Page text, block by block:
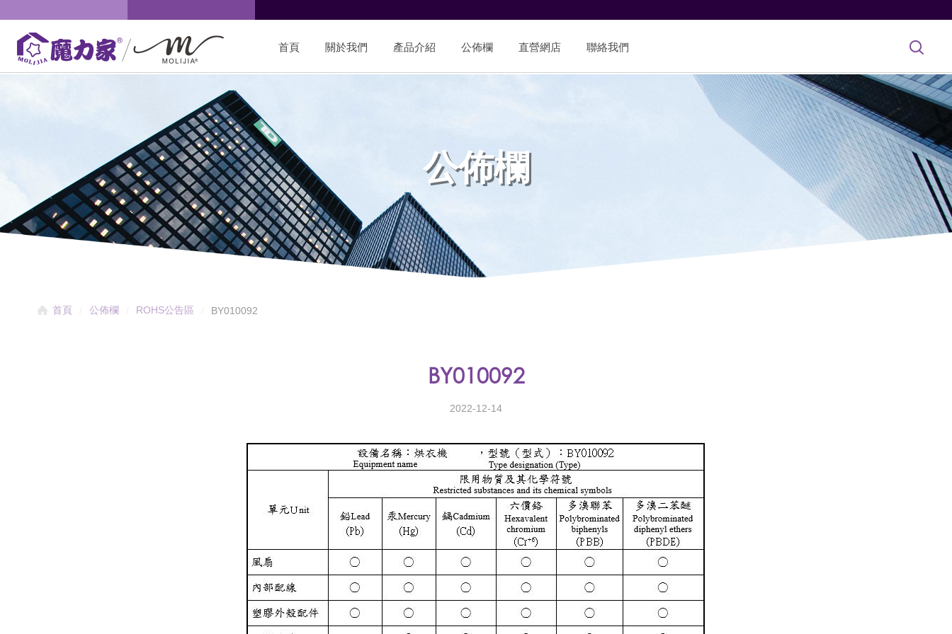
首頁 關於我們 產品介紹 公佈欄 直營網店 聯絡我們
公佈欄
首頁 公佈欄 ROHS公告區 BY010092
BY010092
2022-12-14